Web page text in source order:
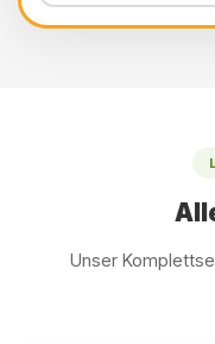
Unser